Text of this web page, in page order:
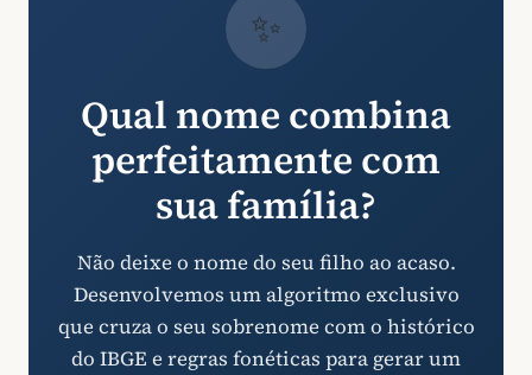
✨
Qual nome combina
perfeitamente com
sua família?
Não deixe o nome do seu filho ao acaso.
Desenvolvemos um algoritmo exclusivo
que cruza o seu sobrenome com o histórico
do IBGE e regras fonéticas para gerar um